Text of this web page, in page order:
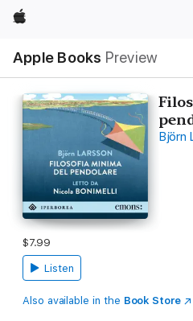
Apple
Apple Books Preview
Nav
Open
Menu
Björn
$7.99
Listen
Also available in the Book Store